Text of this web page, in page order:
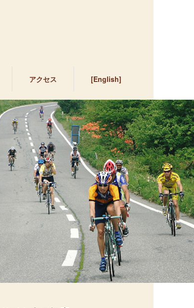
アクセス [English]